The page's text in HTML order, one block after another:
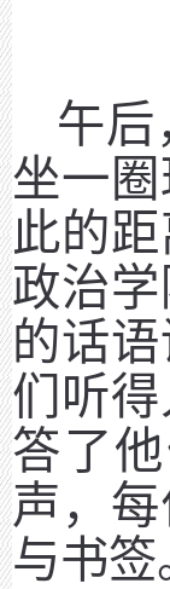
午后
坐一
此的
政治
的话
们听
答了
声，
与书签